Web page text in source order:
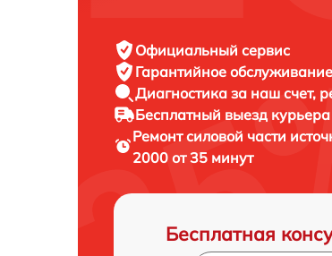
Официальный сервис
Гарантийное обслуживание
Диагностика за наш счет,
Бесплатный выезд курьера
Ремонт силовой части
2000 от 35 минут
Бесплатная